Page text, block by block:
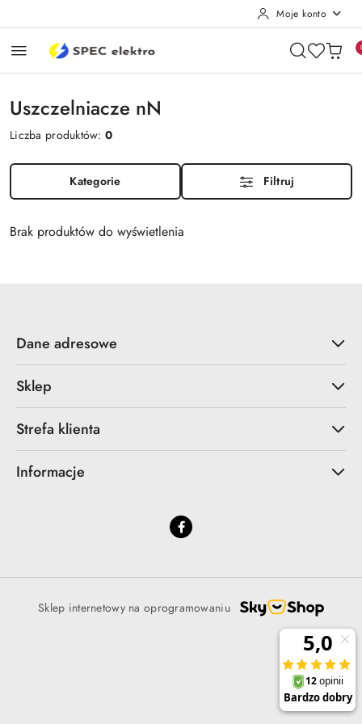
Moje konto
Uszczelniacze nN
Liczba produktów:0
Kategorie Filtruj
Brak produktów do wyświetlenia
Dane adresowe
Sklep
Strefa klienta
Informacje
Sklep internetowy na oprogramowaniu